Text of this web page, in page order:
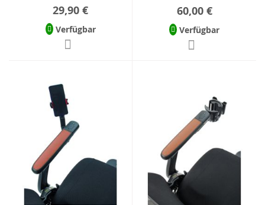
29,90 €
Verfügbar
60,00 €
Verfügbar